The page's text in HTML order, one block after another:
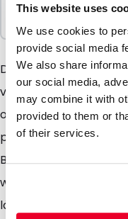
This website uses
We use cookies to
provide social media
We also share
our social media,
may combine it with
provided to them or
of their services.
In Paketen
1 Einheiten
Die Transportkoffer
von biologischen
orangenen Spritzen
praktisch im
Breite lassen sich
wodruch diese beim
lästig werden. Die